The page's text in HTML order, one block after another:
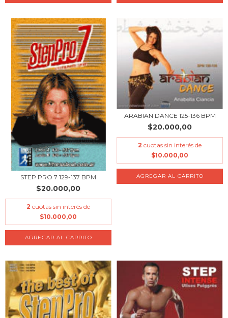
STEP PRO 7 129-137 BPM
$20.000,00
2 cuotas sin interés de
$10.000,00
ARABIAN DANCE 125-136 BPM
$20.000,00
2 cuotas sin interés de
$10.000,00